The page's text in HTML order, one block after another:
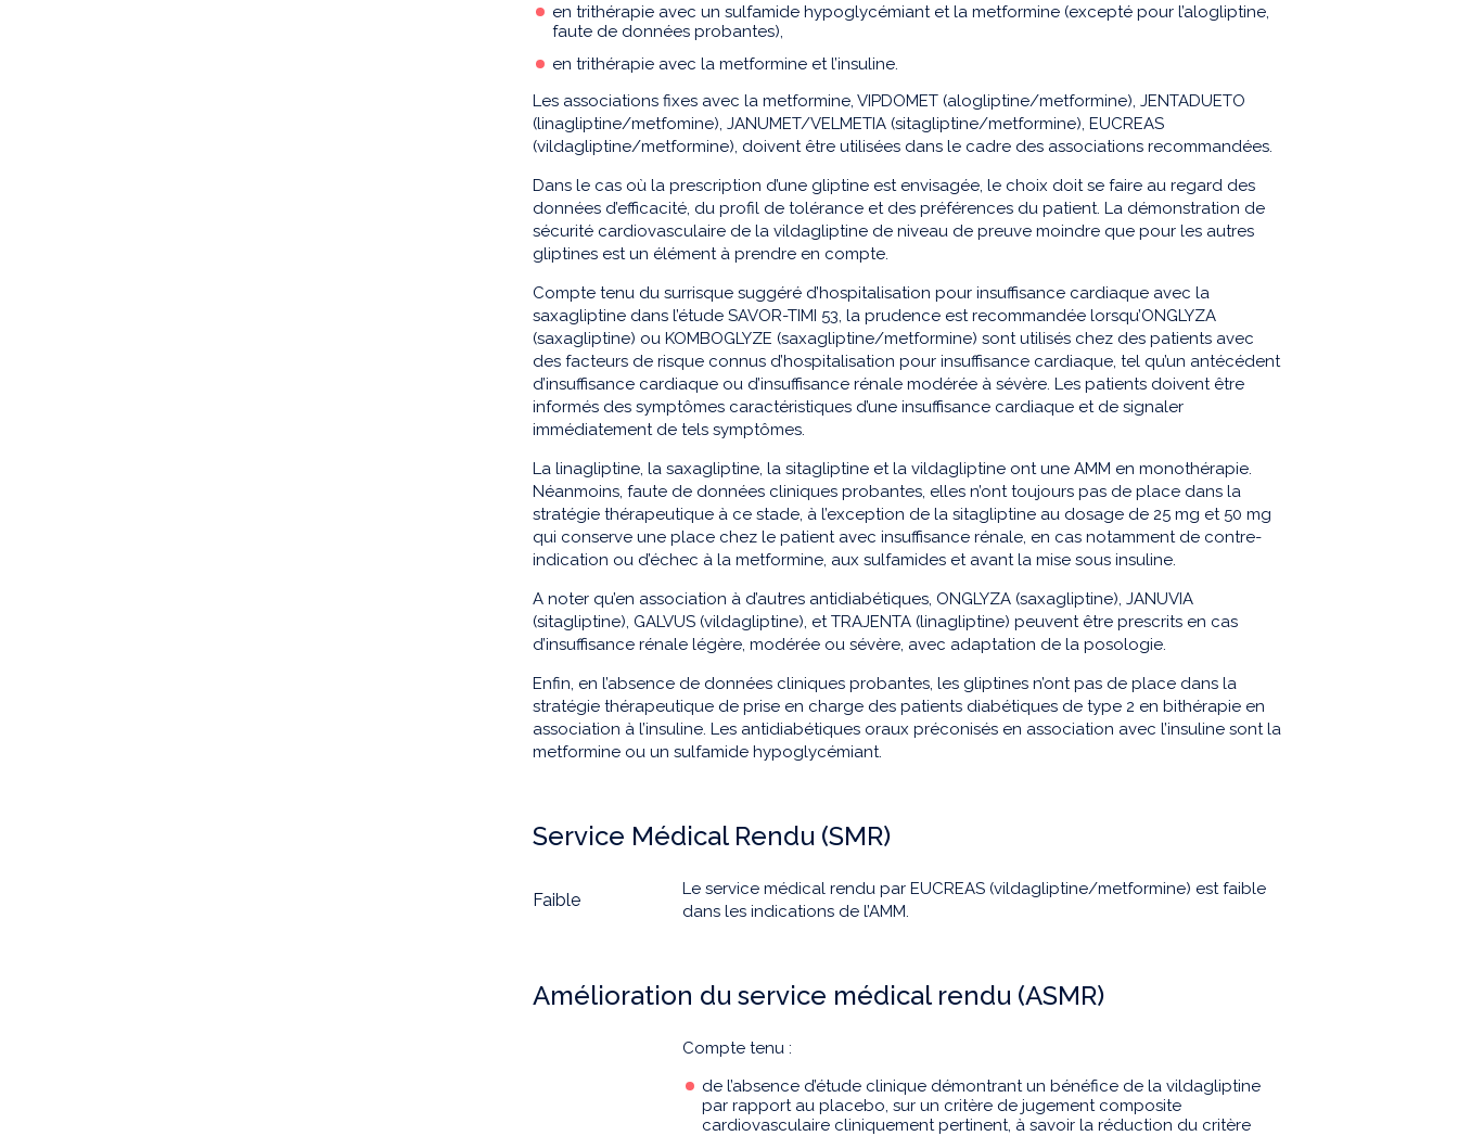
en trithérapie avec un sulfamide hypoglycémiant et la metformine (excepté pour l’alogliptine,
faute de données probantes),
en trithérapie avec la metformine et l’insuline.
Les associations fixes avec la metformine, VIPDOMET (alogliptine/metformine), JENTADUETO
(linagliptine/metfomine), JANUMET/VELMETIA (sitagliptine/metformine), EUCREAS
(vildagliptine/metformine), doivent être utilisées dans le cadre des associations recommandées.
Dans le cas où la prescription d’une gliptine est envisagée, le choix doit se faire au regard des
données d’efficacité, du profil de tolérance et des préférences du patient. La démonstration de
sécurité cardiovasculaire de la vildagliptine de niveau de preuve moindre que pour les autres
gliptines est un élément à prendre en compte.
Compte tenu du surrisque suggéré d’hospitalisation pour insuffisance cardiaque avec la
saxagliptine dans l’étude SAVOR-TIMI 53, la prudence est recommandée lorsqu’ONGLYZA
(saxagliptine) ou KOMBOGLYZE (saxagliptine/metformine) sont utilisés chez des patients avec
des facteurs de risque connus d’hospitalisation pour insuffisance cardiaque, tel qu’un antécédent
d’insuffisance cardiaque ou d’insuffisance rénale modérée à sévère. Les patients doivent être
informés des symptômes caractéristiques d’une insuffisance cardiaque et de signaler
immédiatement de tels symptômes.
La linagliptine, la saxagliptine, la sitagliptine et la vildagliptine ont une AMM en monothérapie.
Néanmoins, faute de données cliniques probantes, elles n’ont toujours pas de place dans la
stratégie thérapeutique à ce stade, à l’exception de la sitagliptine au dosage de 25 mg et 50 mg
qui conserve une place chez le patient avec insuffisance rénale, en cas notamment de contre-
indication ou d’échec à la metformine, aux sulfamides et avant la mise sous insuline.
A noter qu’en association à d’autres antidiabétiques, ONGLYZA (saxagliptine), JANUVIA
(sitagliptine), GALVUS (vildagliptine), et TRAJENTA (linagliptine) peuvent être prescrits en cas
d’insuffisance rénale légère, modérée ou sévère, avec adaptation de la posologie.
Enfin, en l’absence de données cliniques probantes, les gliptines n’ont pas de place dans la
stratégie thérapeutique de prise en charge des patients diabétiques de type 2 en bithérapie en
association à l’insuline. Les antidiabétiques oraux préconisés en association avec l’insuline sont la
metformine ou un sulfamide hypoglycémiant.
Service Médical Rendu (SMR)
Faible
Le service médical rendu par EUCREAS (vildagliptine/metformine) est faible
dans les indications de l’AMM.
Amélioration du service médical rendu (ASMR)
Compte tenu :
de l’absence d’étude clinique démontrant un bénéfice de la vildagliptine
par rapport au placebo, sur un critère de jugement composite
cardiovasculaire cliniquement pertinent, à savoir la réduction du critère